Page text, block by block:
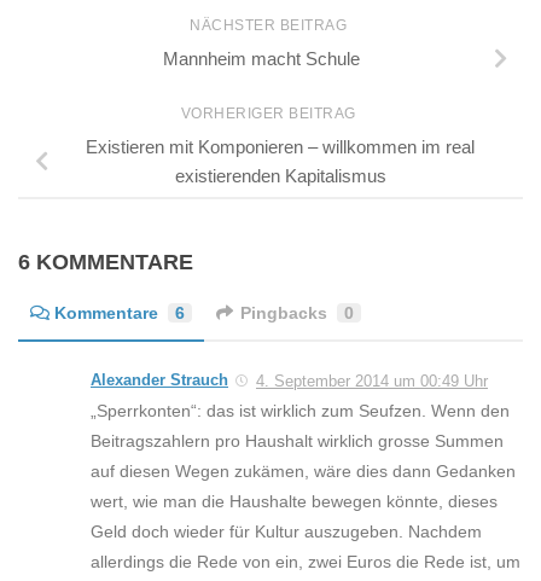
NÄCHSTER BEITRAG
Mannheim macht Schule
VORHERIGER BEITRAG
Existieren mit Komponieren – willkommen im real
existierenden Kapitalismus
6 KOMMENTARE
Kommentare 6 Pingbacks 0
Alexander Strauch 4. September 2014 um 00:49 Uhr
„Sperrkonten“: das ist wirklich zum Seufzen. Wenn den
Beitragszahlern pro Haushalt wirklich grosse Summen
auf diesen Wegen zukämen, wäre dies dann Gedanken
wert, wie man die Haushalte bewegen könnte, dieses
Geld doch wieder für Kultur auszugeben. Nachdem
allerdings die Rede von ein, zwei Euros die Rede ist, um